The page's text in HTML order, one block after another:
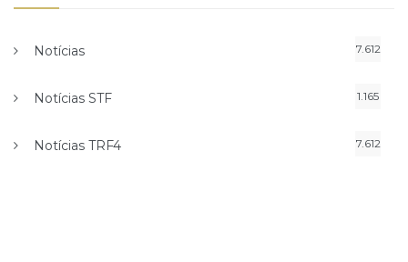
Notícias 7.612
Notícias STF 1.165
Notícias TRF4 7.612